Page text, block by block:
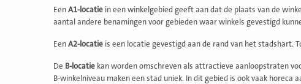
Een A1-locatie in een winkelgebied geeft aan dat de plaats van de
aantal andere benamingen voor gebieden waar winkels gevestigd
Een A2-locatie is een locatie gevestigd aan de rand van het stadshart.
De B-locatie kan worden omschreven als attractieve aanloopstraten
B-winkelniveau maken een stad uniek. In dit gebied is ook vaak horeca